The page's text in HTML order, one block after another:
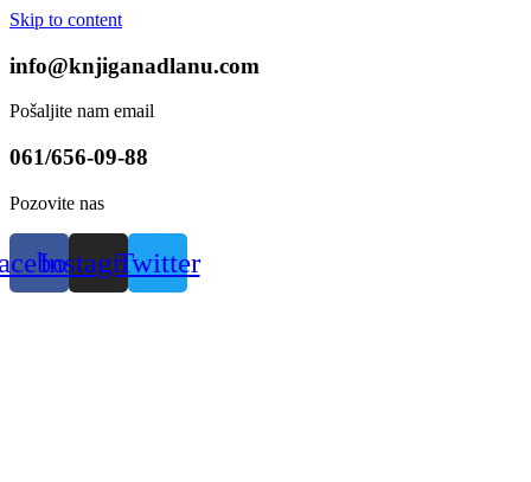
Skip to content
info@knjiganadlanu.com
Pošaljite nam email
061/656-09-88
Pozovite nas
InstagramTwitter